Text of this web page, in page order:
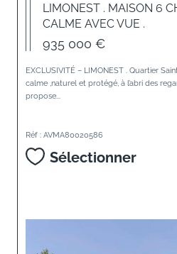
LIMONEST . MAISON 6
CALME AVEC VUE .
935 000 €
EXCLUSIVITÉ – LIMONEST . Quartier
calme ,naturel et protégé, à l’abri des
propose...
Réf : AVMA80020586
Sélectionner